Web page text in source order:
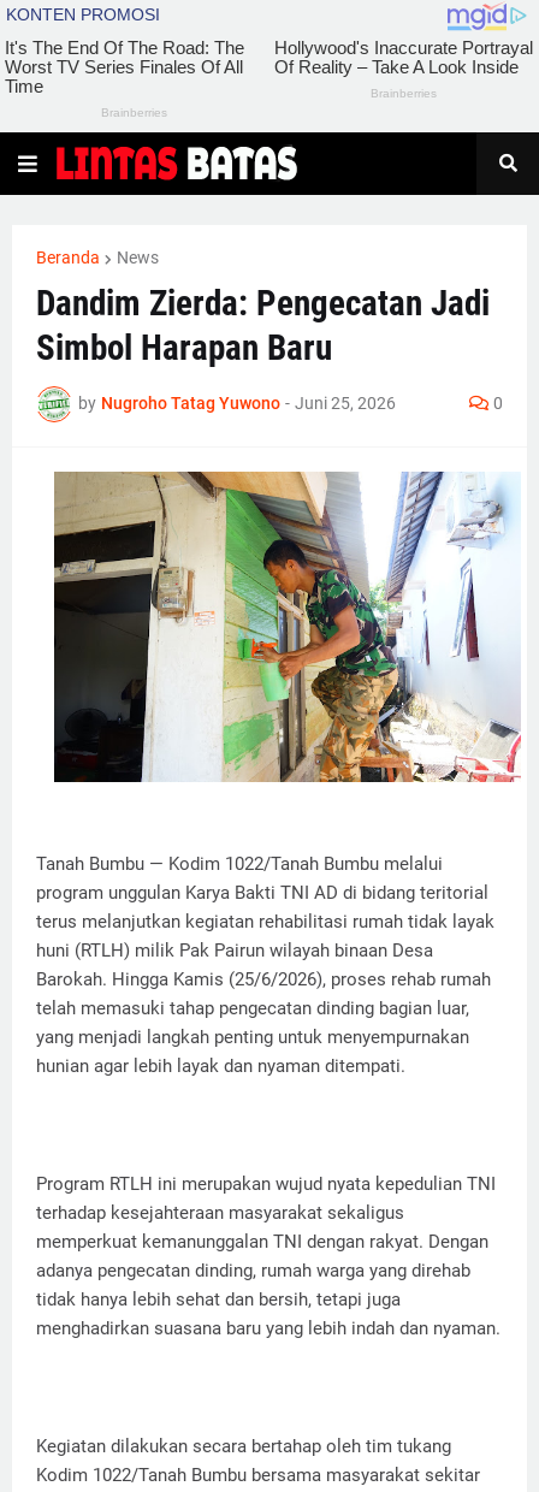
Beranda News
Dandim Zierda: Pengecatan Jadi
Simbol Harapan Baru
by Nugroho Tatag Yuwono - Juni 25, 2026 0
Tanah Bumbu — Kodim 1022/Tanah Bumbu melalui
program unggulan Karya Bakti TNI AD di bidang teritorial
terus melanjutkan kegiatan rehabilitasi rumah tidak layak
huni (RTLH) milik Pak Pairun wilayah binaan Desa
Barokah. Hingga Kamis (25/6/2026), proses rehab rumah
telah memasuki tahap pengecatan dinding bagian luar,
yang menjadi langkah penting untuk menyempurnakan
hunian agar lebih layak dan nyaman ditempati.
Program RTLH ini merupakan wujud nyata kepedulian TNI
terhadap kesejahteraan masyarakat sekaligus
memperkuat kemanunggalan TNI dengan rakyat. Dengan
adanya pengecatan dinding, rumah warga yang direhab
tidak hanya lebih sehat dan bersih, tetapi juga
menghadirkan suasana baru yang lebih indah dan nyaman.
Kegiatan dilakukan secara bertahap oleh tim tukang
Kodim 1022/Tanah Bumbu bersama masyarakat sekitar